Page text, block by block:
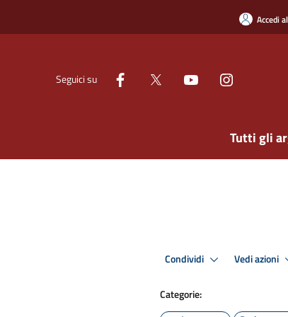
Accedi
Seguici su
Tutti gli
Condividi Vedi azioni
Categorie: